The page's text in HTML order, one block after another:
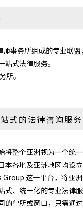
事务所组成的专业联
式法律服务。
所。
式的法律咨询服务
将整个亚洲视为一个统
本各地及亚洲地区均设
Group 这一平台，将
、统一化的专业法律服
律所或窗口，只需通